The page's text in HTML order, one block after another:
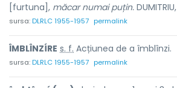
[furtuna], măcar numai puțin.
sursa:DLRLC 1955-1957 permalink
ÎMBLÎNZÍRE s. f. Acțiunea de a îmblînzi.
sursa:DLRLC 1955-1957 permalink